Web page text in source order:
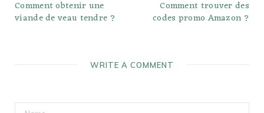
Comment obtenir une
viande de veau tendre ?
Comment trouver des
codes promo Amazon ?
WRITE A COMMENT